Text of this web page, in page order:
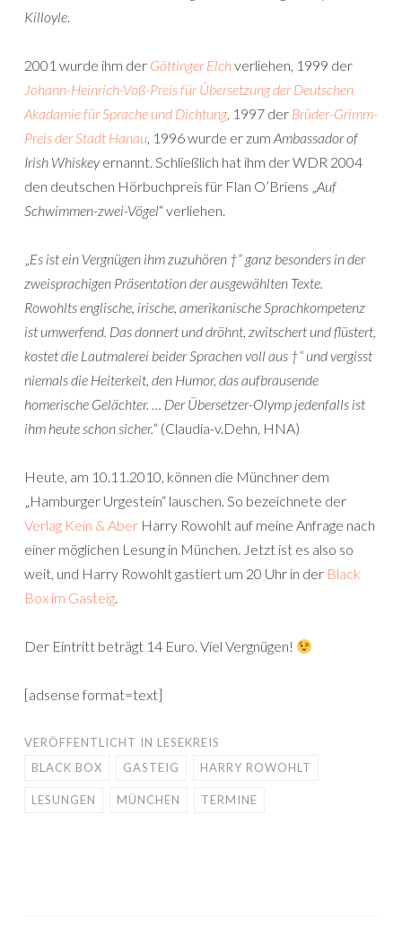
Killoyle.
2001 wurde ihm der Göttinger Elchverliehen, 1999 der
Johann-Heinrich-Voß-Preis für Übersetzung der Deutschen
Akadamie für Sprache und Dichtung, 1997 der Brüder-Grimm-
Preis der Stadt Hanau, 1996 wurde er zum Ambassador of
Irish Whiskeyernannt. Schließlich hat ihm der WDR 2004
den deutschen Hörbuchpreis für Flan O’Briens „Auf
Schwimmen-zwei-Vögel“ verliehen.
„Es ist ein Vergnügen ihm zuzuhören †“ ganz besonders in der
zweisprachigen Präsentation der ausgewählten Texte.
Rowohlts englische, irische, amerikanische Sprachkompetenz
ist umwerfend. Das donnert und dröhnt, zwitschert und flüstert,
kostet die Lautmalerei beider Sprachen voll aus †“ und vergisst
niemals die Heiterkeit, den Humor, das aufbrausende
homerische Gelächter. … Der Übersetzer-Olymp jedenfalls ist
ihm heute schon sicher.“ (Claudia-v.Dehn, HNA)
Heute, am 10.11.2010, können die Münchner dem
„Hamburger Urgestein“ lauschen. So bezeichnete der
Verlag Kein & Aber Harry Rowohlt auf meine Anfrage nach
einer möglichen Lesung in München. Jetzt ist es also so
weit, und Harry Rowohlt gastiert um 20 Uhr in der Black
Box im Gasteig.
Der Eintritt beträgt 14 Euro. Viel Vergnügen!
[adsense format=text]
VERÖFFENTLICHT IN LESEKREIS
BLACK BOX
GASTEIG HARRY ROWOHLT
LESUNGEN MÜNCHEN TERMINE